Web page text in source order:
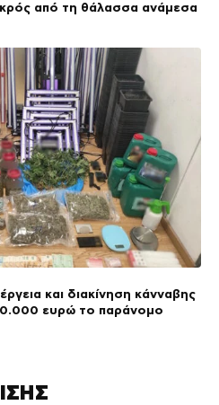
από τη θάλασσα ανάμεσα
και διακίνηση κάνναβης
ευρώ το παράνομο